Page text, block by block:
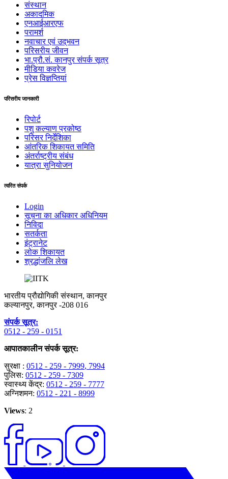
संस्थान
अकादमिक
एनआईआरएफ
परामर्श
नवाचार एवं उद्‌‌भवन
परिसरीय जीवन
भा.प्रौ.सं. कानपुर संपर्क सूत्र
मीडिया कवरेज
प्रेस विज्ञप्तियां
परिसरीय जानकारी
रिपोर्ट
पशु कल्याण प्रकोष्ठ
परिसर निर्देशिका
आंतरिक शिकायत समिति
अंतर्राष्‍ट्रीय संबंध
यात्रा सुनियोजन
त्वरित संपर्क
Login
सूचना का अधिकार अधिनियम
निविदा
सतर्कता
इंट्रानेट
लोक शिकायत
श्रद्धांजलि लेख
भारतीय प्रौद्योगिकी संस्थान, कानपुर
कल्यानपुर, कानपुर -208 016
संपर्क सूत्र:
0512 - 259 - 0151
आपातकालीन संपर्क सूत्र:
सुरक्षा : 0512 - 259 - 7999, 7994
पुलिस: 0512 - 259 - 7309
स्वास्थ्य केंद्र: 0512 - 259 - 7777
अग्निशमन: 0512 - 221 - 8999
Views: 2